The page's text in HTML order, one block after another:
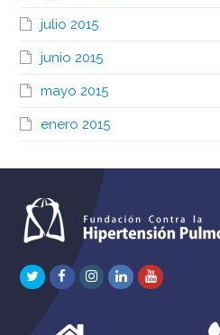
julio 2015
junio 2015
mayo 2015
enero 2015
TwitterFacebook
Instagram
LinkedInYoutube